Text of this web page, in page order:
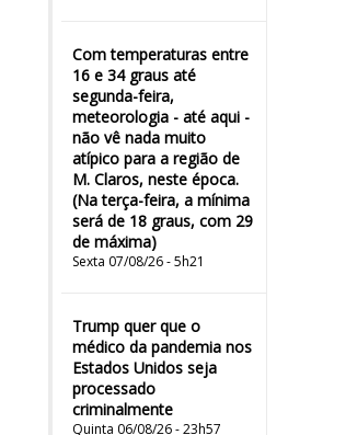
Com temperaturas entre
16 e 34 graus até
segunda-feira,
meteorologia - até aqui -
não vê nada muito
atípico para a região de
M. Claros, neste época.
(Na terça-feira, a mínima
será de 18 graus, com 29
de máxima)
Sexta 07/08/26 - 5h21
Trump quer que o
médico da pandemia nos
Estados Unidos seja
processado
criminalmente
Quinta 06/08/26 - 23h57